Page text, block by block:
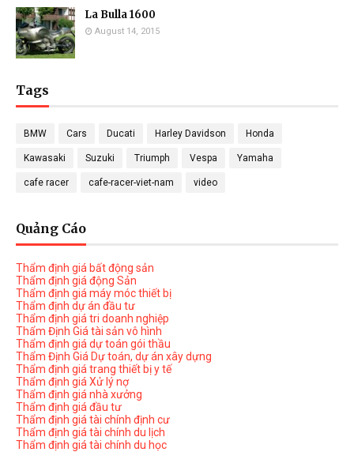
La Bulla 1600
August 14, 2015
Tags
BMW Cars Ducati Harley Davidson Honda
Kawasaki Suzuki Triumph Vespa Yamaha
cafe racer cafe-racer-viet-nam video
Quảng Cáo
Thẩm định giá bất động sản
Thẩm định giá động Sản
Thẩm định giá máy móc thiết bị
Thẩm định dự án đầu tư
Thẩm định giá tri doanh nghiệp
Thẩm Định Giá tài sản vô hình
Thẩm định giá dự toán gói thầu
Thẩm Định Giá Dự toán, dự án xây dựng
Thẩm định giá trang thiết bị y tế
Thẩm định giá Xử lý nợ
Thẩm định giá nhà xưởng
Thẩm định giá đầu tư
Thẩm định giá tài chính định cư
Thẩm định giá tài chính du lịch
Thẩm định giá tài chính du học